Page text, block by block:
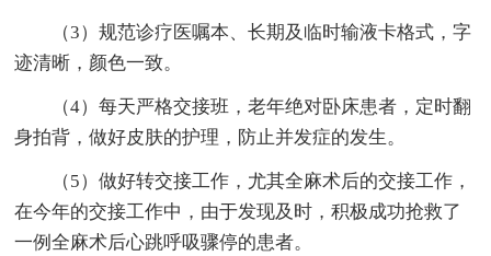
（3）规范诊疗医嘱本、长期及临时输液卡格式，字
迹清晰，颜色一致。
（4）每天严格交接班，老年绝对卧床患者，定时翻
身拍背，做好皮肤的护理，防止并发症的发生。
（5）做好转交接工作，尤其全麻术后的交接工作，
在今年的交接工作中，由于发现及时，积极成功抢救了
一例全麻术后心跳呼吸骤停的患者。